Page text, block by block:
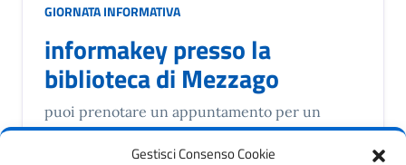
Gestisci Consenso Cookie
GIORNATA INFORMATIVA
informakey presso la
biblioteca di Mezzago
puoi prenotare un appuntamento per un
supporto nella ricerca del lavoro, scelte
formative, esperienze all'estero o volontariato